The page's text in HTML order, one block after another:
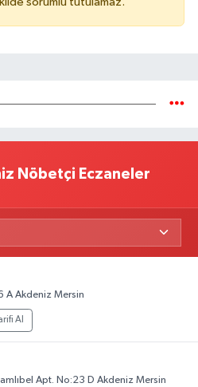
Nöbetçi Eczaneler
A Akdeniz Mersin
Al
Apt. No:23 D Akdeniz Mersin